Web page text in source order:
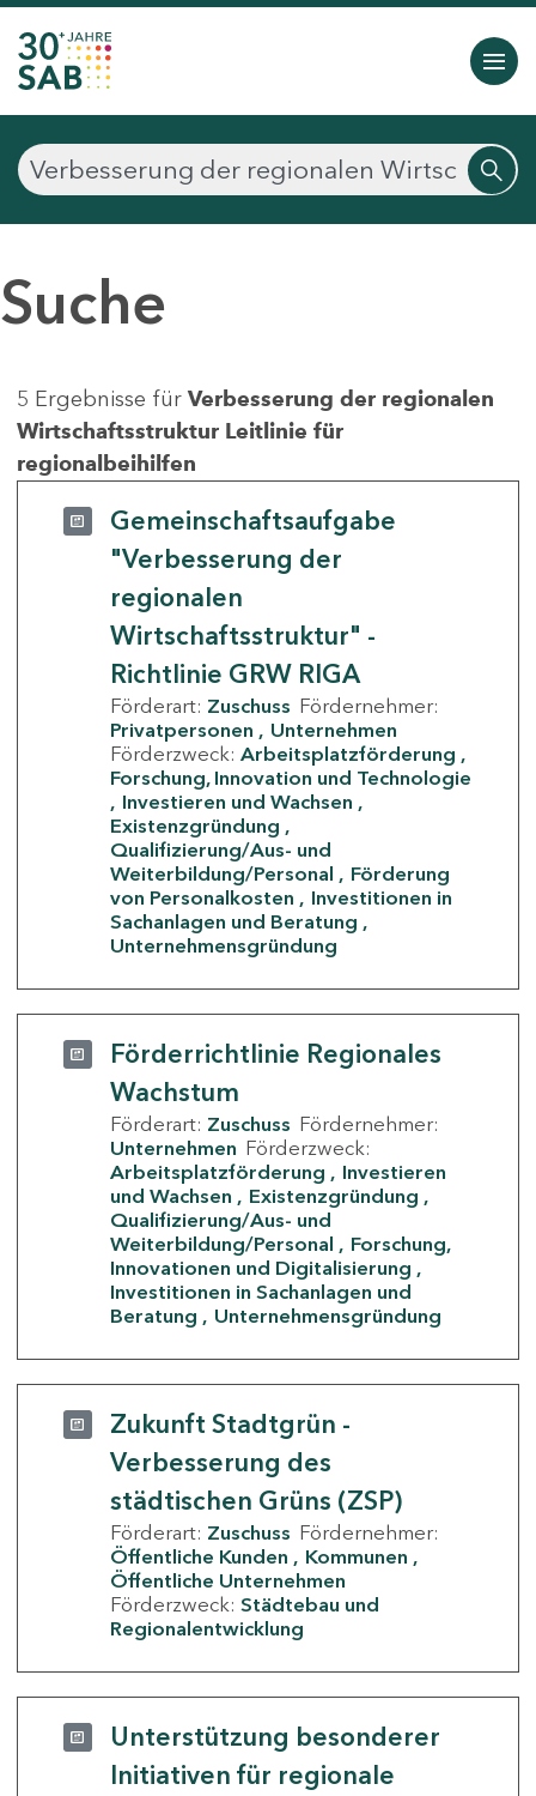
Suche
5 Ergebnisse für Verbesserung der regionalen
Wirtschaftsstruktur Leitlinie für
regionalbeihilfen
Gemeinschaftsaufgabe
"Verbesserung der
regionalen
Wirtschaftsstruktur" -
Richtlinie GRW RIGA
Förderart: Zuschuss Fördernehmer:
Privatpersonen
Unternehmen
Förderzweck: Arbeitsplatzförderung
Forschung, Innovation und Technologie
Investieren und Wachsen
Existenzgründung
Qualifizierung/Aus- und
Weiterbildung/Personal
Förderung
von Personalkosten
Investitionen in
Sachanlagen und Beratung
Unternehmensgründung
Förderrichtlinie Regionales
Wachstum
Förderart: Zuschuss Fördernehmer:
Unternehmen Förderzweck:
Arbeitsplatzförderung
Investieren
und Wachsen
Existenzgründung
Qualifizierung/Aus- und
Weiterbildung/Personal
Forschung,
Innovationen und Digitalisierung
Investitionen in Sachanlagen und
Beratung
Unternehmensgründung
Zukunft Stadtgrün -
Verbesserung des
städtischen Grüns (ZSP)
Förderart: Zuschuss Fördernehmer:
Öffentliche Kunden
Kommunen
Öffentliche Unternehmen
Förderzweck: Städtebau und
Regionalentwicklung
Unterstützung besonderer
Initiativen für regionale